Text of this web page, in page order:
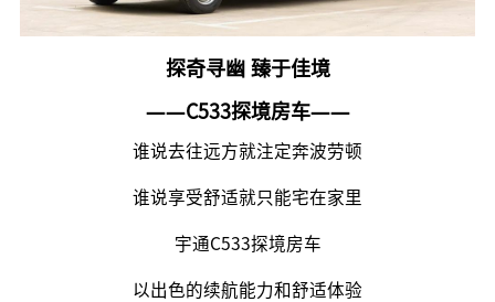
探奇寻幽 臻于佳境
——C533探境房车——
谁说去往远方就注定奔波劳顿
谁说享受舒适就只能宅在家里
宇通C533探境房车
以出色的续航能力和舒适体验